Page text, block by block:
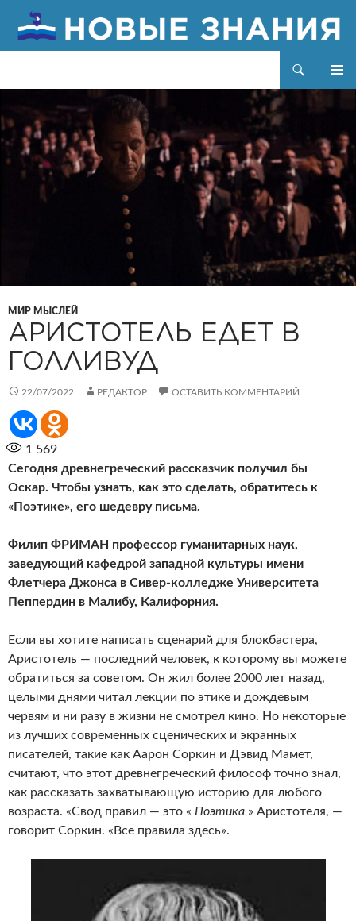
СОДЕРЖИМОМУ
МИР МЫСЛЕЙ
АРИСТОТЕЛЬ ЕДЕТ В
ГОЛЛИВУД
22/07/2022 РЕДАКТОР ОСТАВИТЬ КОММЕНТАРИЙ
1 569
Сегодня древнегреческий рассказчик получил бы
Оскар. Чтобы узнать, как это сделать, обратитесь к
«Поэтике», его шедевру письма.
Филип ФРИМАН профессор гуманитарных наук,
заведующий кафедрой западной культуры имени
Флетчера Джонса в Сивер-колледже Университета
Пеппердин в Малибу, Калифорния.
Если вы хотите написать сценарий для блокбастера,
Аристотель — последний человек, к которому вы можете
обратиться за советом. Он жил более 2000 лет назад,
целыми днями читал лекции по этике и дождевым
червям и ни разу в жизни не смотрел кино. Но некоторые
из лучших современных сценических и экранных
писателей, такие как Аарон Соркин и Дэвид Мамет,
считают, что этот древнегреческий философ точно знал,
как рассказать захватывающую историю для любого
возраста. «Свод правил — это « Поэтика » Аристотеля, —
говорит Соркин. «Все правила здесь».